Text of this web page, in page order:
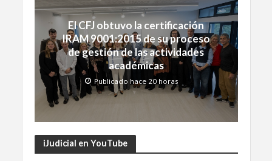
El CFJ obtuvo la certificación
IRAM 9001:2015 de su proceso
de gestión de las actividades
académicas
Publicado hace 20 horas
iJudicial en YouTube